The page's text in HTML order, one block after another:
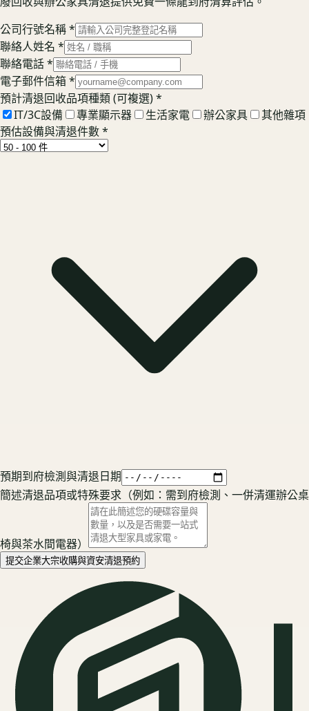
公司行號名稱*
聯絡人姓名 *
聯絡電話*
電子郵件信箱*
預計清退回收品項種類 (可複選)*
IT/3C設備
專業顯示器 生活家電 辦公家具
其他雜項
預估設備與清退件數*
預期到府檢測與清退日期
簡述清退品項或特殊要求（例如：需到府檢測、一併清運辦公桌
椅與茶水間電器）
提交企業大宗收購與資安清退預約